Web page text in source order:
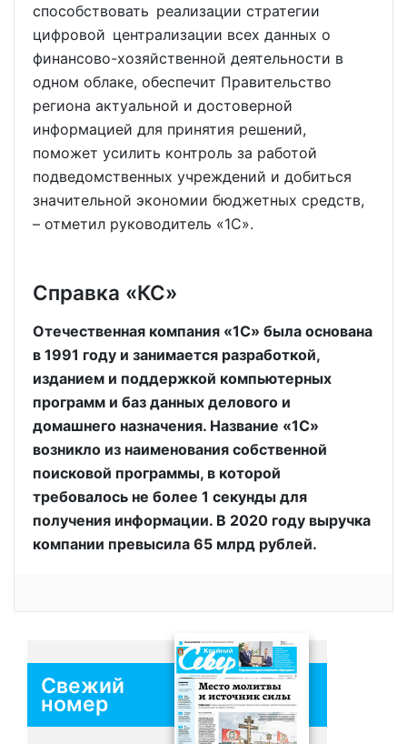
способствовать реализации стратегии
цифровой централизации всех данных о
финансово-хозяйственной деятельности в
одном облаке, обеспечит Правительство
региона актуальной и достоверной
информацией для принятия решений,
поможет усилить контроль за работой
подведомственных учреждений и добиться
значительной экономии бюджетных средств,
– отметил руководитель «1С».
Справка «КС»
Отечественная компания «1С» была основана
в 1991 году и занимается разработкой,
изданием и поддержкой компьютерных
программ и баз данных делового и
домашнего назначения. Название «1С»
возникло из наименования собственной
поисковой программы, в которой
требовалось не более 1 секунды для
получения информации. В 2020 году выручка
компании превысила 65 млрд рублей.
Свежий
номер